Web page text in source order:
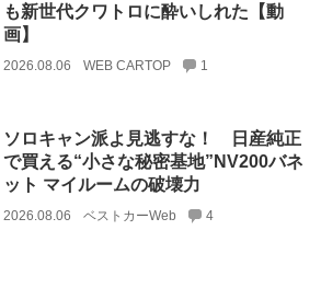
も新世代クワトロに酔いしれた【動
画】
2026.08.06 WEB CARTOP 1
ソロキャン派よ見逃すな！ 日産純正
で買える“小さな秘密基地”NV200バネ
ット マイルームの破壊力
2026.08.06 ベストカーWeb 4